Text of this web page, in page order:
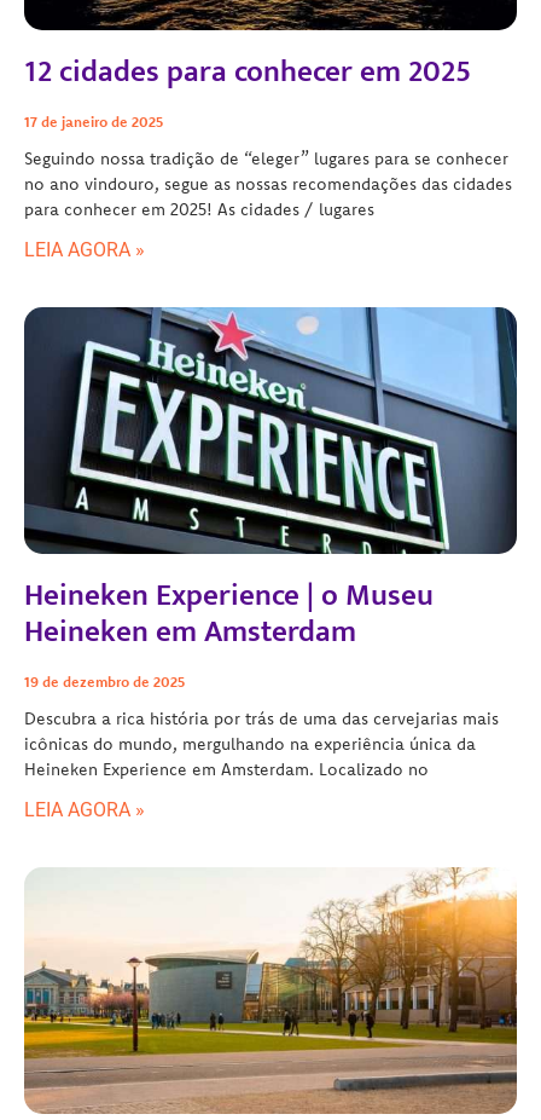
12 cidades para conhecer em 2025
17 de janeiro de 2025
Seguindo nossa tradição de “eleger” lugares para se conhecer
no ano vindouro, segue as nossas recomendações das cidades
para conhecer em 2025! As cidades / lugares
LEIA AGORA »
Heineken Experience | o Museu
Heineken em Amsterdam
19 de dezembro de 2025
Descubra a rica história por trás de uma das cervejarias mais
icônicas do mundo, mergulhando na experiência única da
Heineken Experience em Amsterdam. Localizado no
LEIA AGORA »